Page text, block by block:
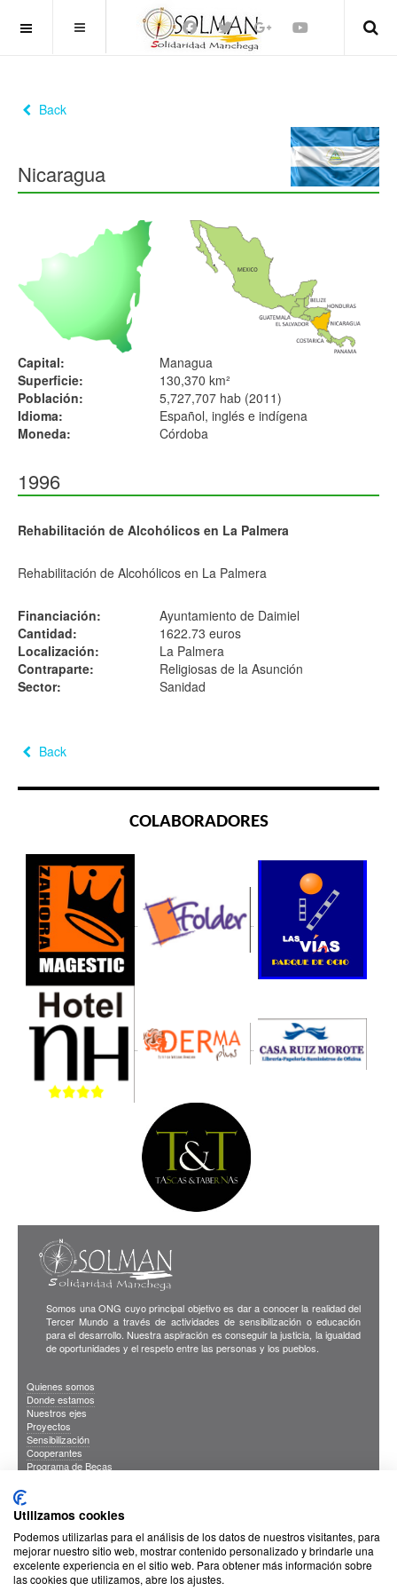
OFF CANVAS
Back
Nicaragua
Capital:
Managua
Superficie:
130,370 km²
Población:
5,727,707 hab (2011)
Idioma:
Español, inglés e indígena
Moneda:
Córdoba
1996
Rehabilitación de Alcohólicos en La Palmera
Rehabilitación de Alcohólicos en La Palmera
Financiación:
Ayuntamiento de Daimiel
Cantidad:
1622.73 euros
Localización:
La Palmera
Contraparte:
Religiosas de la Asunción
Sector:
Sanidad
Back
COLABORADORES
Somos una ONG cuyo principal objetivo es dar a conocer la realidad del
Tercer Mundo a través de actividades de sensibilización o educación
para el desarrollo. Nuestra aspiración es conseguir la justicia, la igualdad
de oportunidades y el respeto entre las personas y los pueblos.
Quienes somos
Donde estamos
Nuestros ejes
Proyectos
Sensibilización
Cooperantes
Programa de Becas
Sus Datos Seguros
Cookies
Proteccion de datos
Utilizamos cookies
Podemos utilizarlas para el análisis de los datos de nuestros visitantes, para
mejorar nuestro sitio web, mostrar contenido personalizado y brindarle una
excelente experiencia en el sitio web. Para obtener más información sobre
las cookies que utilizamos, abre los ajustes.